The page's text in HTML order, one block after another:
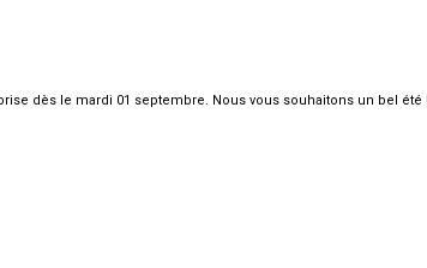
dès le mardi 01 septembre. Nous vous souhaitons un bel été !